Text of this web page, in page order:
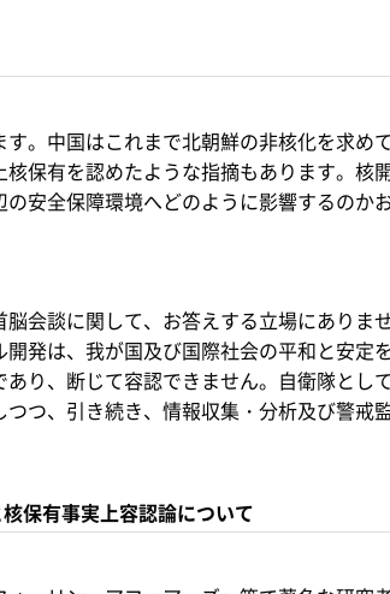
。中国はこれまで北朝鮮の非核化を求め
保有を認めたような指摘もあります。核
安全保障環境へどのように影響するのか
会談に関して、お答えする立場にありま
発は、我が国及び国際社会の平和と安定
り、断じて容認できません。自衛隊とし
つ、引き続き、情報収集・分析及び警戒
保有事実上容認論について